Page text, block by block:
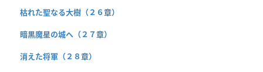
枯れた聖なる大樹（２６章）
暗黒魔星の城へ（２７章）
消えた将軍（２８章）